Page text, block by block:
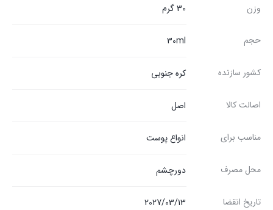
وزن 30 گرم
حجم 30ml
کشور سازنده کره جنوبی
اصالت کالا اصل
مناسب برای انواع پوست
محل مصرف دورچشم
تاریخ انقضا 2027/03/13